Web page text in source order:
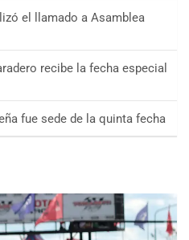
el llamado a Asamblea
recibe la fecha especial
fue sede de la quinta fecha